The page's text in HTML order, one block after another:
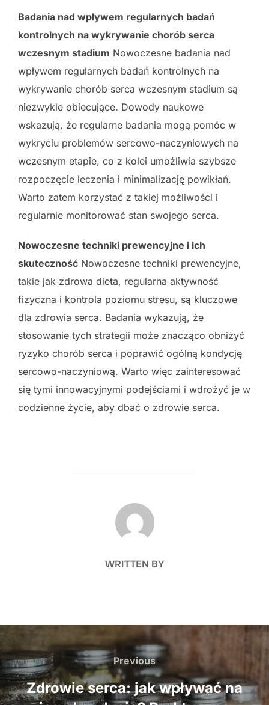
Badania nad wpływem regularnych badań
kontrolnych na wykrywanie chorób serca
wczesnym stadium Nowoczesne badania nad
wpływem regularnych badań kontrolnych na
wykrywanie chorób serca wczesnym stadium są
niezwykle obiecujące. Dowody naukowe
wskazują, że regularne badania mogą pomóc w
wykryciu problemów sercowo-naczyniowych na
wczesnym etapie, co z kolei umożliwia szybsze
rozpoczęcie leczenia i minimalizację powikłań.
Warto zatem korzystać z takiej możliwości i
regularnie monitorować stan swojego serca.
Nowoczesne techniki prewencyjne i ich
skuteczność Nowoczesne techniki prewencyjne,
takie jak zdrowa dieta, regularna aktywność
fizyczna i kontrola poziomu stresu, są kluczowe
dla zdrowia serca. Badania wykazują, że
stosowanie tych strategii może znacząco obniżyć
ryzyko chorób serca i poprawić ogólną kondycję
sercowo-naczyniową. Warto więc zainteresować
się tymi innowacyjnymi podejściami i wdrożyć je w
codzienne życie, aby dbać o zdrowie serca.
POST AUTHOR
WRITTEN BY
Nawigacja
wpisu
Previous
Previous
Zdrowie serca: jak wpływać na